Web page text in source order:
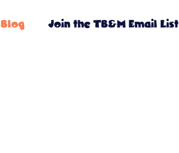
Blog Join the TB&M Email List